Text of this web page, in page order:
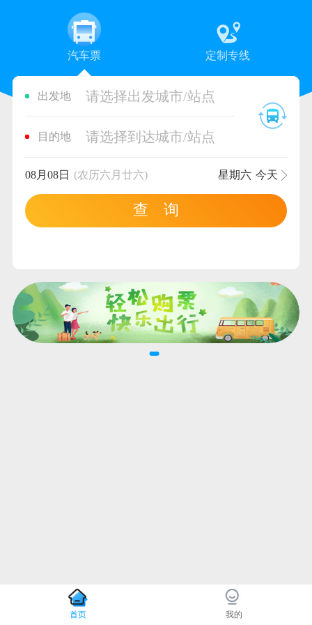
汽车票 定制专线
出发地 请选择出发城市/站点
目的地 请选择到达城市/站点
08月08日 (农历六月廿六) 星期六 今天
查 询
首页 我的